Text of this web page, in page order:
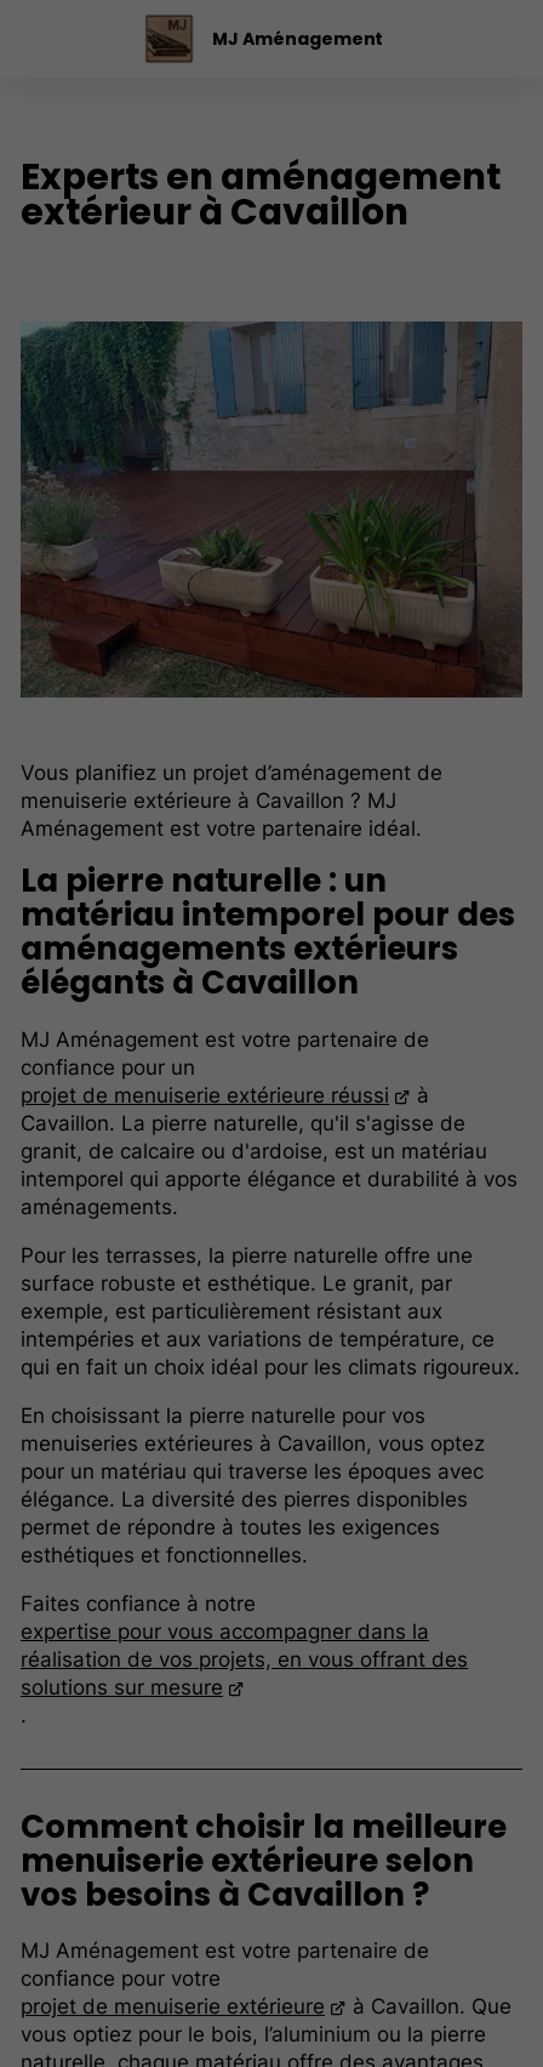
MJ Aménagement
Experts en aménagement
extérieur à Cavaillon
Vous planifiez un projet d’aménagement de
menuiserie extérieure à Cavaillon ? MJ
Aménagement est votre partenaire idéal.
La pierre naturelle : un
matériau intemporel pour des
aménagements extérieurs
élégants à Cavaillon
MJ Aménagement est votre partenaire de
confiance pour un
projet de menuiserie extérieure réussi
à
Cavaillon. La pierre naturelle, qu'il s'agisse de
granit, de calcaire ou d'ardoise, est un matériau
intemporel qui apporte élégance et durabilité à vos
aménagements.
Pour les terrasses, la pierre naturelle offre une
surface robuste et esthétique. Le granit, par
exemple, est particulièrement résistant aux
intempéries et aux variations de température, ce
qui en fait un choix idéal pour les climats rigoureux.
En choisissant la pierre naturelle pour vos
menuiseries extérieures à Cavaillon, vous optez
pour un matériau qui traverse les époques avec
élégance. La diversité des pierres disponibles
permet de répondre à toutes les exigences
esthétiques et fonctionnelles.
Faites confiance à notre
expertise pour vous accompagner dans la
réalisation de vos projets, en vous offrant des
solutions sur mesure
.
Comment choisir la meilleure
menuiserie extérieure selon
vos besoins à Cavaillon ?
MJ Aménagement est votre partenaire de
confiance pour votre
projet de menuiserie extérieure
à Cavaillon. Que
vous optiez pour le bois, l’aluminium ou la pierre